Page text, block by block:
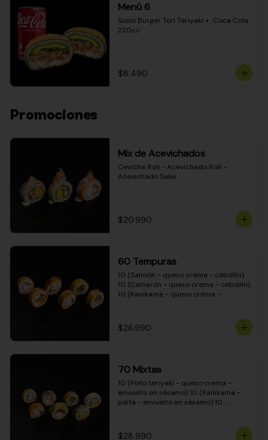
Menú 6
Sushi Burger Tori Teriyaki +  Coca Cola
220cc
$8.490
Promociones
Mix de Acevichados
Ceviche Roll - Acevichado Roll -
Acevichado Sake
$20.990
60 Tempuras
10 (Salmón - queso crema - cebollín)
10 (Camarón - queso crema - cebollín)
10 (Kanikama - queso crema -
crema - cebollín) 10 (Carne - queso
crema - cebollín)
$26.990
70 Mixtas
10 (Pollo teriyaki - queso crema -
envuelto en sésamo) 10 (Kanikama -
palta - envuelto en sésamo) 10
- envuelto en queso crema) 10
$28.990